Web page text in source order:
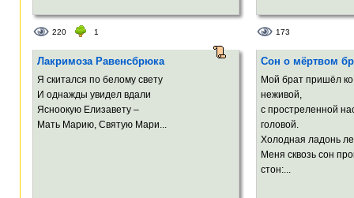
220 1 173
Лакримоза Равенсбрюка
Я скитался по белому свету
И однажды увидел вдали
Ясноокую Елизавету –
Мать Марию, Святую Maри...
Сон о мёртвом
Мой брат пришёл
неживой,
с простреленной
головой.
Холодная ладонь
Меня сквозь сон
стон:...